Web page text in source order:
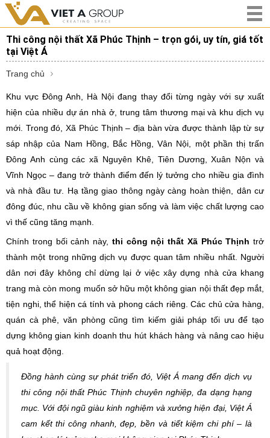
Thi công nội thất Xã Phúc Thịnh – trọn gói, uy tín, giá tốt
tại Việt Á
Trang chủ
Khu vực Đông Anh, Hà Nội đang thay đổi từng ngày với sự xuất
hiện của nhiều dự án nhà ở, trung tâm thương mại và khu dịch vụ
mới. Trong đó, Xã Phúc Thịnh – địa bàn vừa được thành lập từ sự
sáp nhập của Nam Hồng, Bắc Hồng, Vân Nội, một phần thị trấn
Đông Anh cùng các xã Nguyên Khê, Tiên Dương, Xuân Nộn và
Vĩnh Ngọc – đang trở thành điểm đến lý tưởng cho nhiều gia đình
và nhà đầu tư. Hạ tầng giao thông ngày càng hoàn thiện, dân cư
đông đúc, nhu cầu về không gian sống và làm việc chất lượng cao
vì thế cũng tăng mạnh.
Chính trong bối cảnh này, thi công nội thất Xã Phúc Thịnh trở
thành một trong những dịch vụ được quan tâm nhiều nhất. Người
dân nơi đây không chỉ dừng lại ở việc xây dựng nhà cửa khang
trang mà còn mong muốn sở hữu một không gian nội thất đẹp mắt,
tiện nghi, thể hiện cá tính và phong cách riêng. Các chủ cửa hàng,
quán cà phê, văn phòng cũng tìm kiếm giải pháp tối ưu để tạo
dựng không gian kinh doanh thu hút khách hàng và nâng cao hiệu
quả hoạt động.
Đồng hành cùng sự phát triển đó, Việt Á mang đến dịch vụ
thi công nội thất Phúc Thịnh chuyên nghiệp, đa dạng hạng
mục. Với đội ngũ giàu kinh nghiệm và xưởng hiện đại, Việt Á
cam kết thi công nhanh, đẹp, bền và tiết kiệm chi phí – là